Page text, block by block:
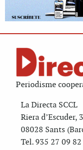
Periodisme
La Directa SCCL
Riera d’Escuder,
08028 Sants
Tel. 935 27 09